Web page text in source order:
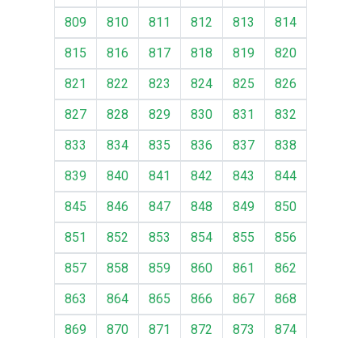
809
810 811 812 813
814
815
816 817 818 819
820
821
822 823 824 825
826
827
828 829 830 831
832
833
834 835 836 837
838
839
840 841 842 843
844
845
846 847 848 849
850
851
852 853 854 855
856
857
858 859 860 861
862
863
864 865 866 867
868
869
870 871 872 873
874